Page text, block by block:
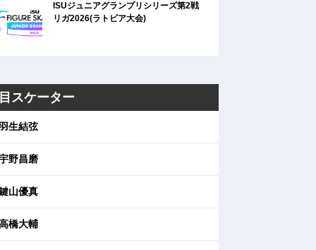
ISUジュニアグランプリシリーズ第2戦
リガ2026(ラトビア大会)
スケーター
生結弦
野昌磨
山優真
橋大輔